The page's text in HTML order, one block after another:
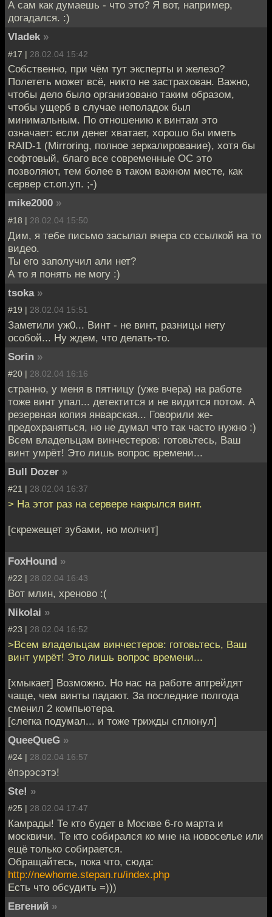
А сам как думаешь - что это? Я вот, например,
догадался. :)
Vladek »
#17 | 28.02.04 15:42
Собственно, при чём тут эксперты и железо?
Полететь может всё, никто не застрахован. Важно,
чтобы дело было организовано таким образом,
чтобы ущерб в случае неполадок был
минимальным. По отношению к винтам это
означает: если денег хватает, хорошо бы иметь
RAID-1 (Mirroring, полное зеркалирование), хотя бы
софтовый, благо все современные ОС это
позволяют, тем более в таком важном месте, как
сервер ст.оп.уп. ;-)
mike2000 »
#18 | 28.02.04 15:50
Дим, я тебе письмо засылал вчера со ссылкой на то
видео.
Ты его заполучил али нет?
А то я понять не могу :)
tsoka »
#19 | 28.02.04 15:51
Заметили уж0... Винт - не винт, разницы нету
особой... Ну ждем, что делать-то.
Sorin »
#20 | 28.02.04 16:16
странно, у меня в пятницу (уже вчера) на работе
тоже винт упал... детектится и не видится потом. А
резервная копия январская... Говорили же-
предохраняться, но не думал что так часто нужно :)
Всем владельцам винчестеров: готовьтесь, Ваш
винт умрёт! Это лишь вопрос времени...
Bull Dozer »
#21 | 28.02.04 16:37
> На этот раз на сервере накрылся винт.
[скрежещет зубами, но молчит]
FoxHound »
#22 | 28.02.04 16:43
Вот млин, хреново :(
Nikolai »
#23 | 28.02.04 16:52
>Всем владельцам винчестеров: готовьтесь, Ваш
винт умрёт! Это лишь вопрос времени...
[хмыкает] Возможно. Но нас на работе апгрейдят
чаще, чем винты падают. За последние полгода
сменил 2 компьютера.
[слегка подумал... и тоже трижды сплюнул]
QueeQueG »
#24 | 28.02.04 16:57
ёпэрэсэтэ!
Ste! »
#25 | 28.02.04 17:47
Камрады! Те кто будет в Москве 6-го марта и
москвичи. Те кто собирался ко мне на новоселье или
ещё только собирается.
Обращайтесь, пока что, сюда:
http://newhome.stepan.ru/index.php
Есть что обсудить =)))
Евгений »